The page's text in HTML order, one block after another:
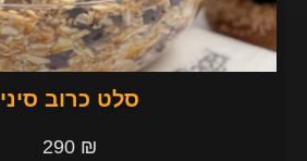
סלט כרוב סיני
₪